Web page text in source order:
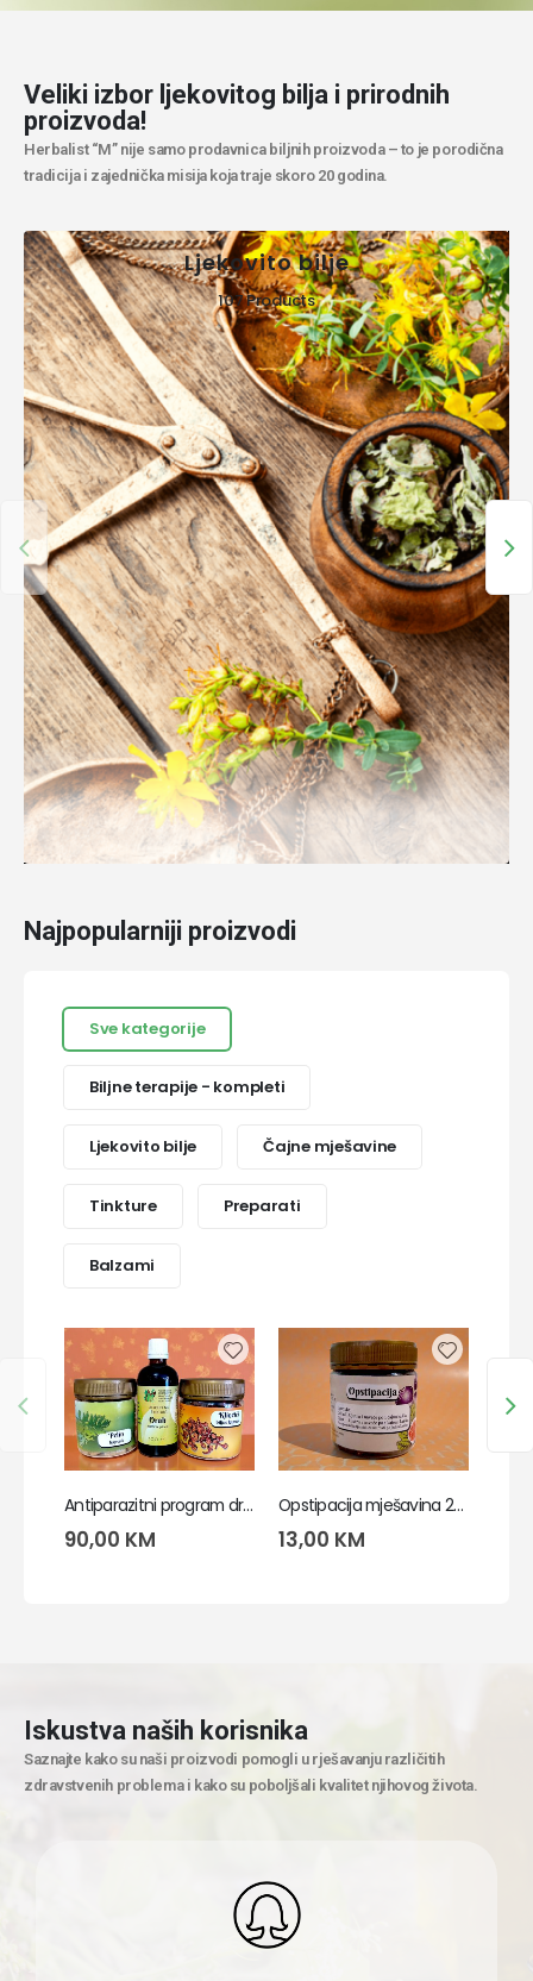
Veliki izbor ljekovitog bilja i prirodnih
proizvoda!
Herbalist “M” nije samo prodavnica biljnih proizvoda – to je porodična
tradicija i zajednička misija koja traje skoro 20 godina.
Ljekovito bilje
107 Products
Najpopularniji proizvodi
Sve kategorije
Biljne terapije - kompleti
Ljekovito bilje Čajne mješavine
Tinkture Preparati
Balzami
Antiparazitni program dr Clark – pelin, klinčić, tinktura crnog oraha
90,00 KM
Opstipacija mješavina 250g
13,00 KM
Iskustva naših korisnika
Saznajte kako su naši proizvodi pomogli u rješavanju različitih
zdravstvenih problema i kako su poboljšali kvalitet njihovog života.